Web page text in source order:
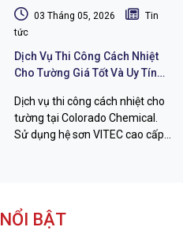
03 Tháng 05, 2026
Tin
tức
Dịch Vụ Thi Công Cách Nhiệt
Cho Tường Giá Tốt Và Uy Tín
Dịch vụ thi công cách nhiệt cho
tường tại Colorado Chemical.
Sử dụng hệ sơn VITEC cao cấp
NỔI BẬT